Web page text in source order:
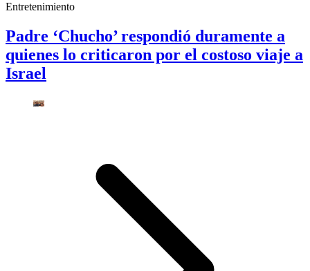
Entretenimiento
Padre ‘Chucho’ respondió duramente a
quienes lo criticaron por el costoso viaje a
Israel